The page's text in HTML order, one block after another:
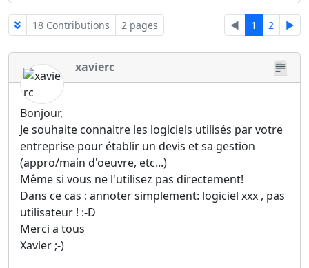
18 Contributions 2 pages ◄ 1 2 ►
xavierc
Bonjour,
Je souhaite connaitre les logiciels utilisés par votre
entreprise pour établir un devis et sa gestion
(appro/main d'oeuvre, etc...)
Même si vous ne l'utilisez pas directement!
Dans ce cas : annoter simplement: logiciel xxx , pas
utilisateur ! :-D
Merci a tous
Xavier ;-)